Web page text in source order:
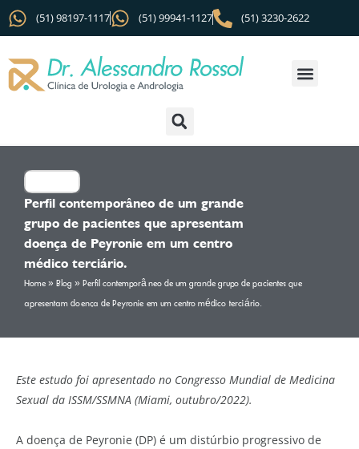
(51) 98197-1117 (51) 99941-1127 (51) 3230-2622
Perfil contemporâneo de um grande
grupo de pacientes que apresentam
doença de Peyronie em um centro
médico terciário.
Home » Blog » Perfil contemporâneo de um grande grupo de pacientes que
apresentam doença de Peyronie em um centro médico terciário.
Este estudo foi apresentado no Congresso Mundial de Medicina
Sexual da ISSM/SSMNA (Miami, outubro/2022).
A doença de Peyronie (DP) é um distúrbio progressivo de